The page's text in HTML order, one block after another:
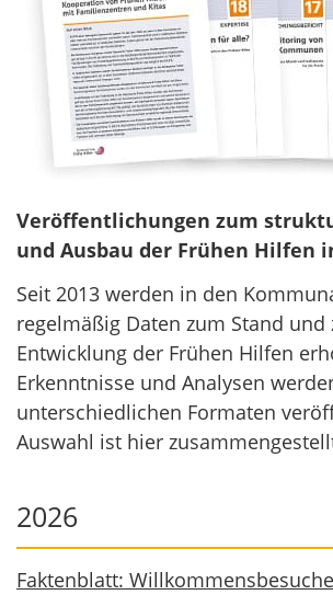
Veröffentlichungen zum
und Ausbau der Frühen Hilfen
Seit 2013 werden in den
regelmäßig Daten zum Stand und
Entwicklung der Frühen Hilfen
Erkenntnisse und Analysen
unterschiedlichen Formaten
Auswahl ist hier
2026
Faktenblatt: